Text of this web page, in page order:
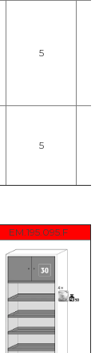
5
5
EM.195.095.F